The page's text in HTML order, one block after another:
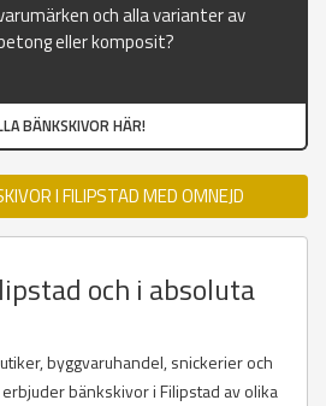
och alla varianter av
eller komposit?
BÄNKSKIVOR HÄR!
I FILIPSTAD MED OMNEJD
och i absoluta
byggvaruhandel, snickerier och
bänkskivor i Filipstad av olika